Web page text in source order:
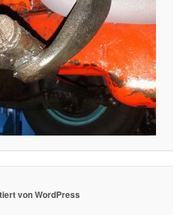
von WordPress